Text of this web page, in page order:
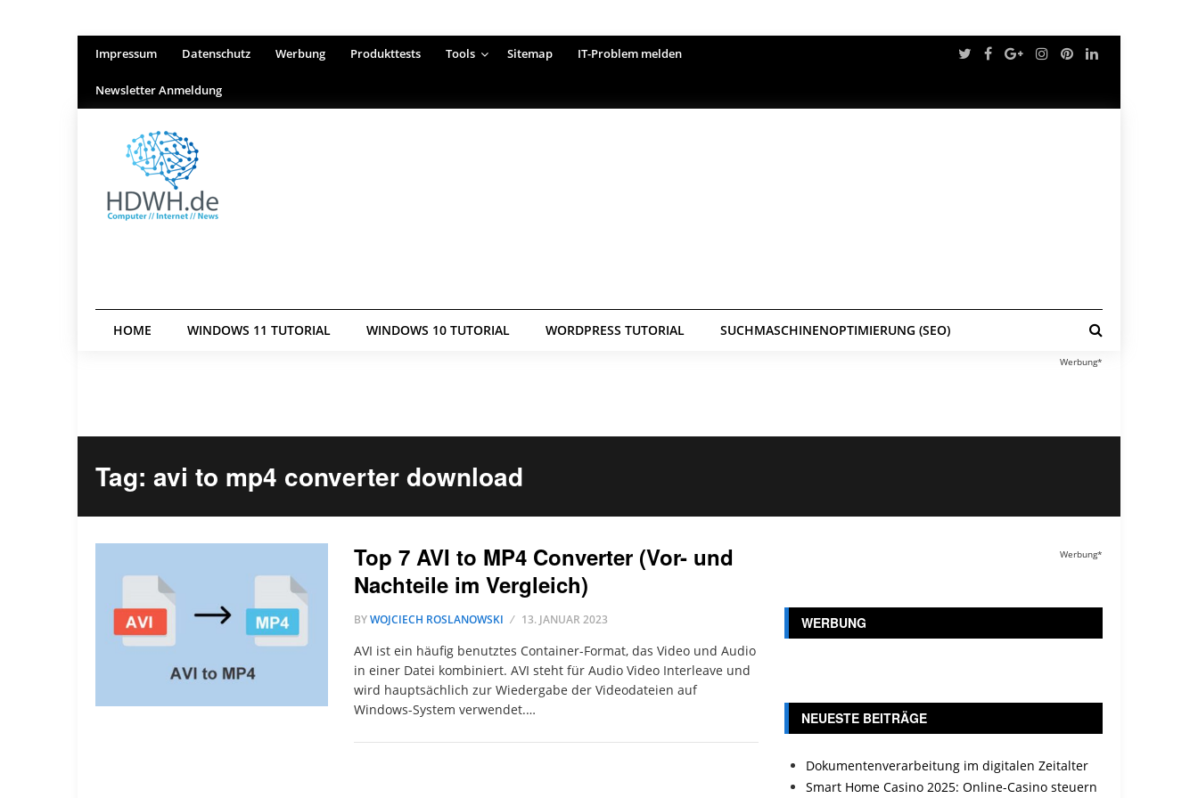
Impressum Datenschutz Werbung Produkttests Tools Sitemap IT-Problem melden
Newsletter Anmeldung
HOME WINDOWS 11 TUTORIAL WINDOWS 10 TUTORIAL WORDPRESS TUTORIAL SUCHMASCHINENOPTIMIERUNG (SEO)
Werbung*
Tag: avi to mp4 converter download
Top 7 AVI to MP4 Converter (Vor- und
Nachteile im Vergleich)
BYWOJCIECH ROSLANOWSKI 13. JANUAR 2023
AVI ist ein häufig benutztes Container-Format, das Video und Audio
in einer Datei kombiniert. AVI steht für Audio Video Interleave und
wird hauptsächlich zur Wiedergabe der Videodateien auf
Windows-System verwendet.…
Werbung*
WERBUNG
NEUESTE BEITRÄGE
Dokumentenverarbeitung im digitalen Zeitalter
Smart Home Casino 2025: Online-Casino steuern